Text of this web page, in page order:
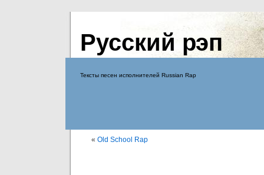
Русский рэп
Тексты песен исполнителей Russian Rap
« Old School Rap